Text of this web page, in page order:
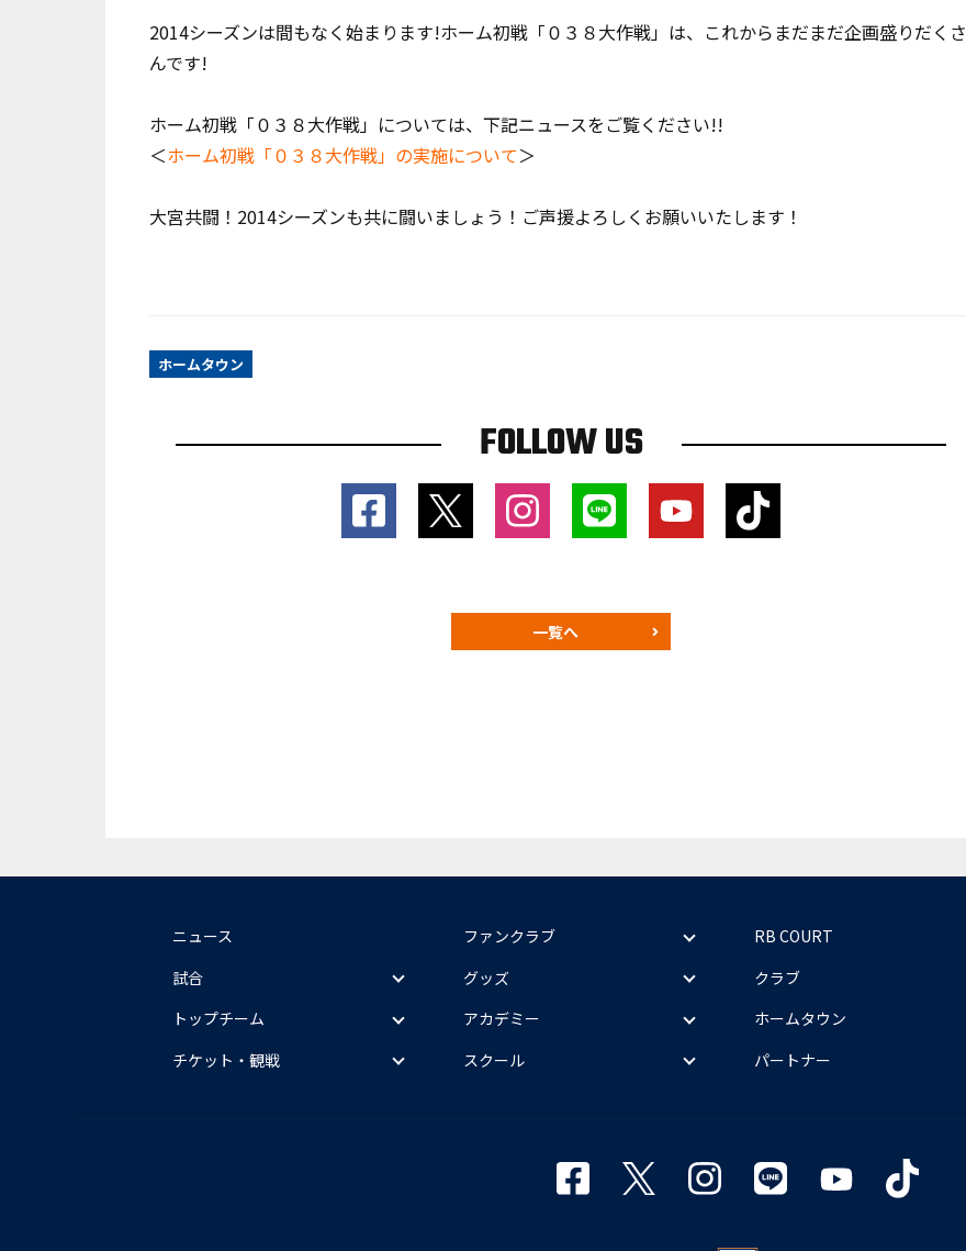
2014シーズンは間もなく始まります!ホーム初戦「０３８大作戦」は、これからまだまだ企画盛りだくさ
んです!
ホーム初戦「０３８大作戦」については、下記ニュースをご覧ください!!
＜ホーム初戦「０３８大作戦」の実施について＞
大宮共闘！2014シーズンも共に闘いましょう！ご声援よろしくお願いいたします！
ホームタウン
FOLLOW US
一覧へ
ニュース
試合
トップチーム
チケット・観戦
ファンクラブ
グッズ
アカデミー
スクール
RB COURT
クラブ
ホームタウン
パートナー